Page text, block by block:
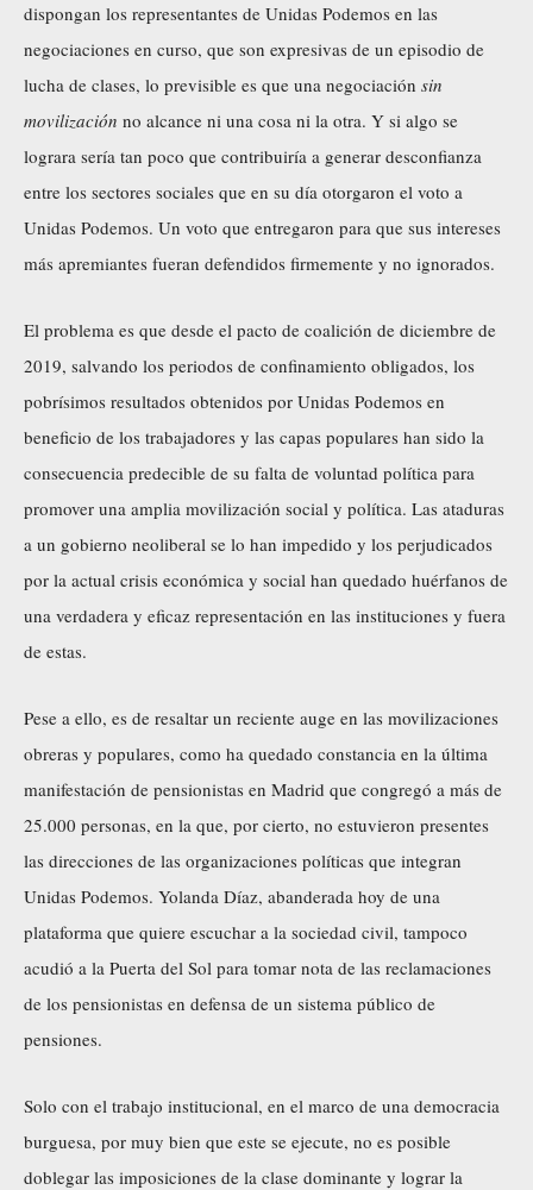
dispongan los representantes de Unidas Podemos en las
negociaciones en curso, que son expresivas de un episodio de
lucha de clases, lo previsible es que una negociación sin
movilización no alcance ni una cosa ni la otra. Y si algo se
lograra sería tan poco que contribuiría a generar desconfianza
entre los sectores sociales que en su día otorgaron el voto a
Unidas Podemos. Un voto que entregaron para que sus intereses
más apremiantes fueran defendidos firmemente y no ignorados.
El problema es que desde el pacto de coalición de diciembre de
2019, salvando los periodos de confinamiento obligados, los
pobrísimos resultados obtenidos por Unidas Podemos en
beneficio de los trabajadores y las capas populares han sido la
consecuencia predecible de su falta de voluntad política para
promover una amplia movilización social y política. Las ataduras
a un gobierno neoliberal se lo han impedido y los perjudicados
por la actual crisis económica y social han quedado huérfanos de
una verdadera y eficaz representación en las instituciones y fuera
de estas.
Pese a ello, es de resaltar un reciente auge en las movilizaciones
obreras y populares, como ha quedado constancia en la última
manifestación de pensionistas en Madrid que congregó a más de
25.000 personas, en la que, por cierto, no estuvieron presentes
las direcciones de las organizaciones políticas que integran
Unidas Podemos. Yolanda Díaz, abanderada hoy de una
plataforma que quiere escuchar a la sociedad civil, tampoco
acudió a la Puerta del Sol para tomar nota de las reclamaciones
de los pensionistas en defensa de un sistema público de
pensiones.
Solo con el trabajo institucional, en el marco de una democracia
burguesa, por muy bien que este se ejecute, no es posible
doblegar las imposiciones de la clase dominante y lograr la